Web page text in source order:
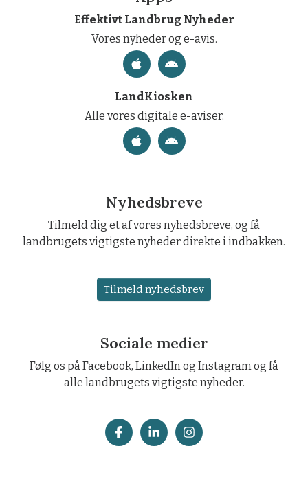
Effektivt Landbrug Nyheder
Vores nyheder og e-avis.
LandKiosken
Alle vores digitale e-aviser.
Nyhedsbreve
Tilmeld dig et af vores nyhedsbreve, og få
landbrugets vigtigste nyheder direkte i indbakken.
Tilmeld nyhedsbrev
Sociale medier
Følg os på Facebook, LinkedIn og Instagram og få
alle landbrugets vigtigste nyheder.